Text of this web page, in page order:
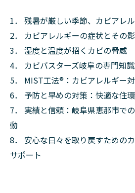
1． 残暑が厳しい季節、カビアレ
2． カビアレルギーの症状とその
3． 湿度と温度が招くカビの脅威
4． カビバスターズ岐阜の専門知
5． MIST工法®：カビアレルギー
6． 予防と早めの対策：快適な住
7． 実績と信頼：岐阜県恵那市で
動
8． 安心な日々を取り戻すための
サポート